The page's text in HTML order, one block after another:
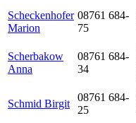
Scheckenhofer
Marion
08761 684-
75
Scherbakow
Anna
08761 684-
34
Schmid Birgit
08761 684-
25